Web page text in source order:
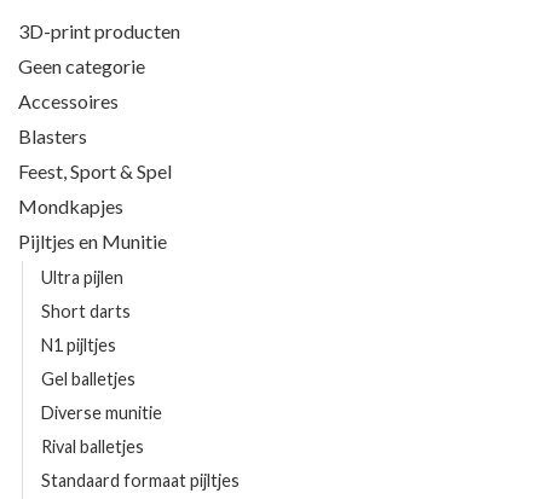
3D-print producten
Geen categorie
Accessoires
Blasters
Feest, Sport & Spel
Mondkapjes
Pijltjes en Munitie
Ultra pijlen
Short darts
N1 pijltjes
Gel balletjes
Diverse munitie
Rival balletjes
Standaard formaat pijltjes